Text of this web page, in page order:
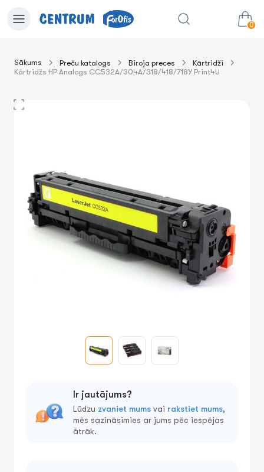
0
uz grozu Summa:0.00€
Sākums Preču katalogs Biroja preces
Kārtridži
Kārtridžs HP Analogs CC532A/304A/318/418/718Y Print4U
Ir jautājums?
Lūdzu zvaniet mums vai rakstiet mums,
mēs sazināsimies ar jums pēc iespējas
ātrāk.